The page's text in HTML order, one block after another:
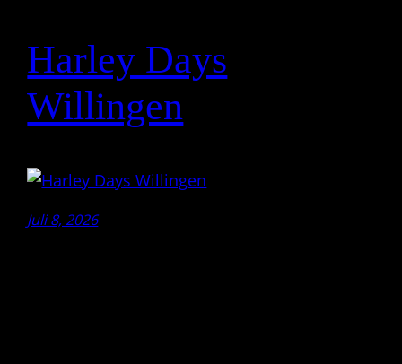
Harley Days
Willingen
Juli 8, 2026